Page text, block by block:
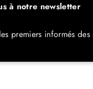
à notre newsletter
premiers informés des